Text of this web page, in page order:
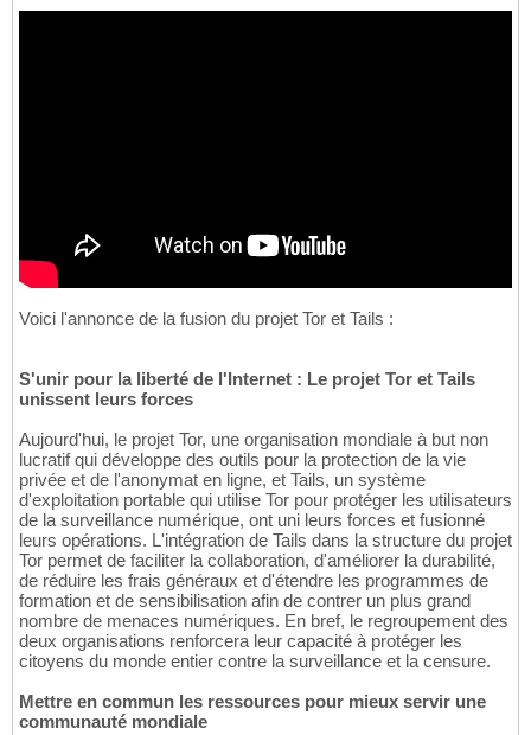
Voici l'annonce de la fusion du projet Tor et Tails :
S'unir pour la liberté de l'Internet : Le projet Tor et Tails
unissent leurs forces
Aujourd'hui, le projet Tor, une organisation mondiale à but non
lucratif qui développe des outils pour la protection de la vie
privée et de l'anonymat en ligne, et Tails, un système
d'exploitation portable qui utilise Tor pour protéger les utilisateurs
de la surveillance numérique, ont uni leurs forces et fusionné
leurs opérations. L'intégration de Tails dans la structure du projet
Tor permet de faciliter la collaboration, d'améliorer la durabilité,
de réduire les frais généraux et d'étendre les programmes de
formation et de sensibilisation afin de contrer un plus grand
nombre de menaces numériques. En bref, le regroupement des
deux organisations renforcera leur capacité à protéger les
citoyens du monde entier contre la surveillance et la censure.
Mettre en commun les ressources pour mieux servir une
communauté mondiale